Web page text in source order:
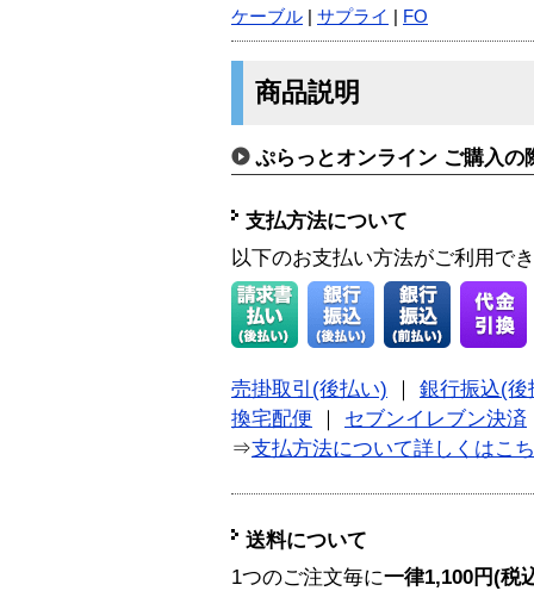
ケーブル サプライ FO
商品説明
ぷらっとオンライン ご購入の
支払方法について
以下のお支払い方法がご利用で
売掛取引(後払い)
銀行振込(後
換宅配便
セブンイレブン決済
⇒支払方法について詳しくはこ
送料について
1つのご注文毎に一律1,100円(税